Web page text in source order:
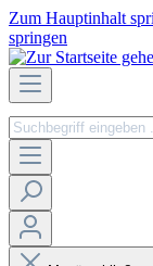
Zum Hauptinhalt
springen